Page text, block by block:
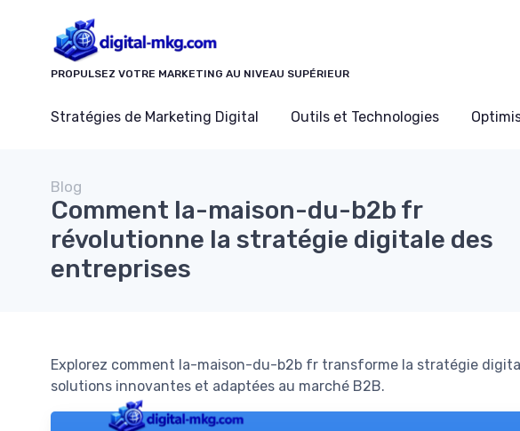
PROPULSEZ VOTRE MARKETING AU NIVEAU SUPÉRIEUR
Stratégies de Marketing Digital Outils et Technologies
Blog
Comment la-maison-du-b2b fr
révolutionne la stratégie digitale des
entreprises
Explorez comment la-maison-du-b2b fr transforme la stratégie
solutions innovantes et adaptées au marché B2B.